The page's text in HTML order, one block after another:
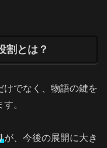
割とは？
けでなく、物語の鍵を
。
が、今後の展開に大き